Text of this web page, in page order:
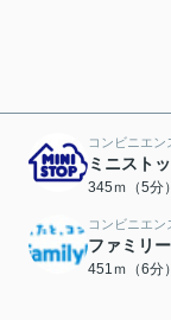
コンビニエン
ミニスト
345ｍ（5分）
コンビニエン
ファミリ
451ｍ（6分）